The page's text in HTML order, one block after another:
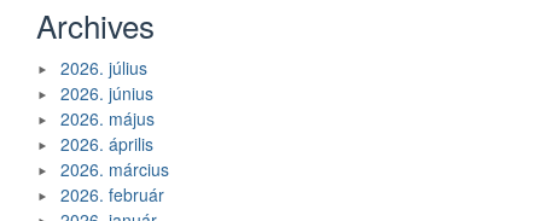
Archives
2026. július
2026. június
2026. május
2026. április
2026. március
2026. február